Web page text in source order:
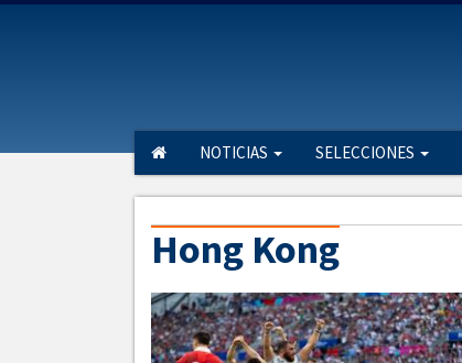
NOTICIAS SELECCIONES
Hong Kong